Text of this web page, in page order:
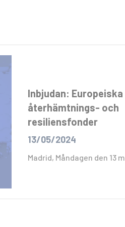
Inbjudan: Europeiska
återhämtnings- och
resiliensfonder
13/05/2024
Madrid, Måndagen den 13